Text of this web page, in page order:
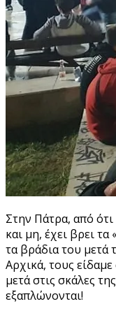
Στην Πάτρα, από
και μη, έχει βρει
τα βράδια του μετά
Αρχικά, τους
μετά στις σκάλες
εξαπλώνονται!